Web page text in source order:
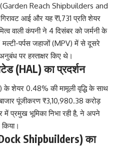
(Garden Reach Shipbuilders and
आई और यह ₹1,731 प्रति शेयर
वाली कंपनी ने 4 दिसंबर को जर्मनी के
मल्टी-पर्पस जहाजों (MPV) में से दूसरे
पर हस्ताक्षर किए थे।
(HAL) का प्रदर्शन
के शेयर 0.48% की मामूली वृद्धि के साथ
पूंजीकरण ₹3,10,980.38 करोड़
में प्रमुख भूमिका निभा रही है, ने अपने
Shipbuilders) का